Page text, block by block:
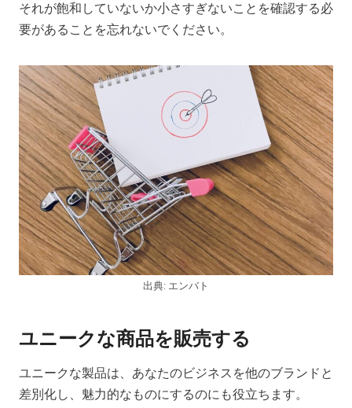
それが飽和していないか小さすぎないことを確認する必
要があることを忘れないでください。
出典: エンバト
ユニークな商品を販売する
ユニークな製品は、あなたのビジネスを他のブランドと
差別化し、魅力的なものにするのにも役立ちます。